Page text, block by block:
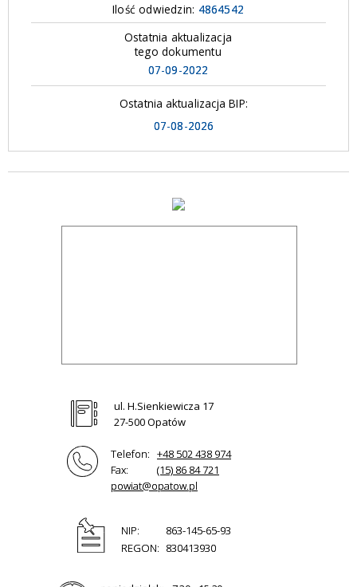
Ilość odwiedzin: 4864542
Ostatnia aktualizacja
tego dokumentu
07-09-2022
Ostatnia aktualizacja BIP:
07-08-2026
ul. H.Sienkiewicza 17
27-500 Opatów
Telefon: +48 502 438 974
Fax:
(15) 86 84 721
powiat@opatow.pl
NIP:
863-145-65-93
REGON: 830413930